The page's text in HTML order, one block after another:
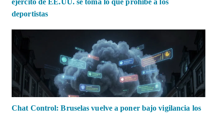
deportistas
Chat Control: Bruselas vuelve a poner bajo vigilancia los